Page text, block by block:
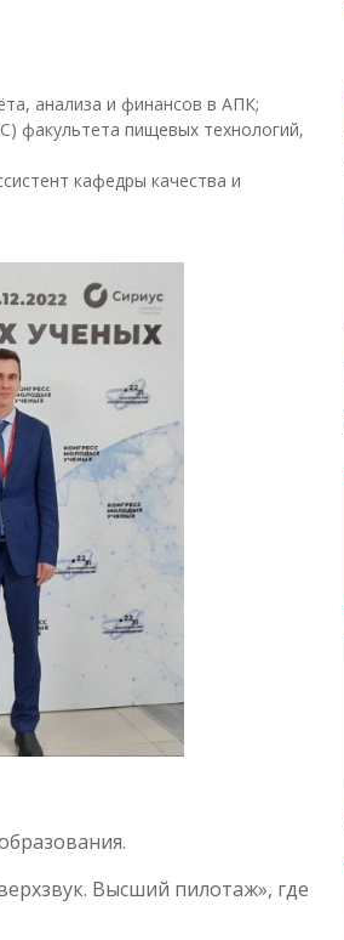
анализа и финансов в АПК;
факультета пищевых технологий,
кафедры качества и
Высший пилотаж», где